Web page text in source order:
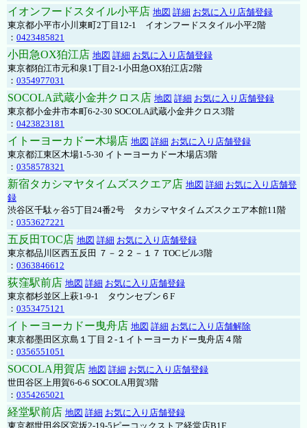
イオンフードスタイル小平店 地図 詳細 お気に入り店舗登録
東京都小平市小川東町2丁目12-1 イオンフードスタイル小平2階
： 0423485821
小田急OX狛江店 地図 詳細 お気に入り店舗登録
東京都狛江市元和泉1丁目2-1小田急OX狛江店2階
： 0354977031
SOCOLA武蔵小金井クロス店 地図 詳細 お気に入り店舗登録
東京都小金井市本町6-2-30 SOCOLA武蔵小金井クロス3階
： 0423823181
イトーヨーカドー木場店 地図 詳細 お気に入り店舗登録
東京都江東区木場1-5-30 イトーヨーカドー木場店3階
： 0358578321
新宿タカシマヤタイムズスクエア店 地図 詳細 お気に入り店舗登
録
渋谷区千駄ヶ谷5丁目24番2号 タカシマヤタイムズスクエア本館11階
： 0353627221
五反田TOC店 地図 詳細 お気に入り店舗登録
東京都品川区西五反田 ７－２２－１７ TOCビル3階
： 0363846612
荻窪駅前店 地図 詳細 お気に入り店舗登録
東京都杉並区上萩1-9-1 タウンセブン６F
： 0353475121
イトーヨーカドー曳舟店 地図 詳細 お気に入り店舗解除
東京都墨田区京島１丁目２-１イトーヨーカドー曳舟店４階
： 0356551051
SOCOLA用賀店 地図 詳細 お気に入り店舗登録
世田谷区上用賀6-6-6 SOCOLA用賀3階
： 0354265021
経堂駅前店 地図 詳細 お気に入り店舗登録
東京都世田谷区宮坂2-19-5ピーコックストア経堂店B1F